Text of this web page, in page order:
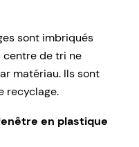
sont imbriqués
centre de tri ne
matériau. Ils sont
recyclage.
en plastique